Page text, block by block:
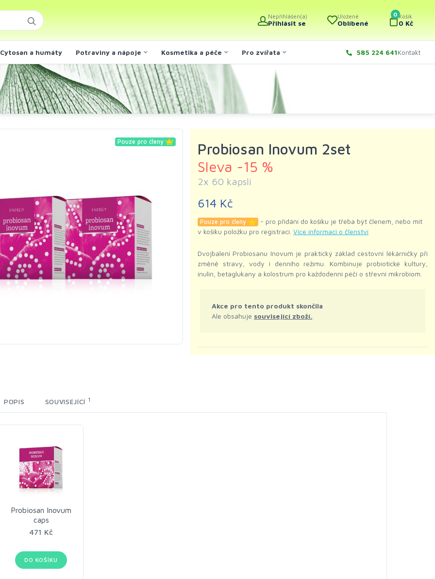
Nepřihlášen(a)
Přihlásit se
Uložené
Oblíbené
0 Košík
0 Kč
Cytosan a humáty Potraviny a nápoje Kosmetika a péče Pro zvířata 585 224 641Kontakt
Pouze pro členy
Probiosan Inovum 2set
Sleva -15 %
2x 60 kapslí
614 Kč
Pouze pro členy
- pro přidání do košíku je třeba být členem, nebo mít
v košíku položku pro registraci. Více informací o členství
Dvojbalení Probiosanu Inovum je praktický základ cestovní lékárničky při
změně stravy, vody i denního režimu. Kombinuje probiotické kultury,
inulin, betaglukany a kolostrum pro každodenní péči o střevní mikrobiom.
Akce pro tento produkt skončila
Ale obsahuje související zboží.
POPIS SOUVISEJÍCÍ 1
Probiosan Inovum
caps
471 Kč
DO KOŠÍKU